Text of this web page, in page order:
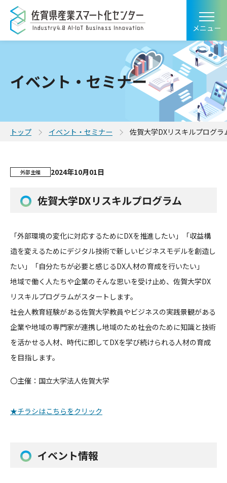
メニュー
イベント・セミナー
トップ イベント・セミナー 佐賀大学DXリスキルプログラ
外部主催 2024年10月01日
佐賀大学DXリスキルプログラム
「外部環境の変化に対応するためにDXを推進したい」「収益構
造を変えるためにデジタル技術で新しいビジネスモデルを創造し
たい 」「自分たちが必要と感じるDX人材の育成を行いたい」
地域で働く人たちや企業のそんな思いを受け止め、佐賀大学DX
リ スキルプログラムがスタートします。
社会人教育経験がある佐賀大学教員やビジネスの実践景観がある
企業や地域の専門家が連携し地域のため社会のために知識と技術
を活かせる人材、時代に即してDXを学び続けられる人材の育成
を目指します。
〇主催：国立大学法人佐賀大学
★チラシはこちらをクリック
イベント情報